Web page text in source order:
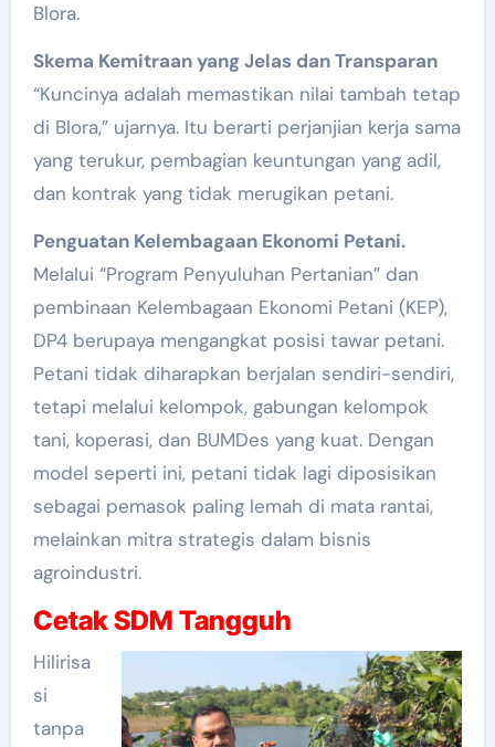
Blora.
Skema Kemitraan yang Jelas dan Transparan
“Kuncinya adalah memastikan nilai tambah tetap
di Blora,” ujarnya. Itu berarti perjanjian kerja sama
yang terukur, pembagian keuntungan yang adil,
dan kontrak yang tidak merugikan petani.
Penguatan Kelembagaan Ekonomi Petani.
Melalui “Program Penyuluhan Pertanian” dan
pembinaan Kelembagaan Ekonomi Petani (KEP),
DP4 berupaya mengangkat posisi tawar petani.
Petani tidak diharapkan berjalan sendiri-sendiri,
tetapi melalui kelompok, gabungan kelompok
tani, koperasi, dan BUMDes yang kuat. Dengan
model seperti ini, petani tidak lagi diposisikan
sebagai pemasok paling lemah di mata rantai,
melainkan mitra strategis dalam bisnis
agroindustri.
Cetak SDM Tangguh
Hilirisa
si
tanpa